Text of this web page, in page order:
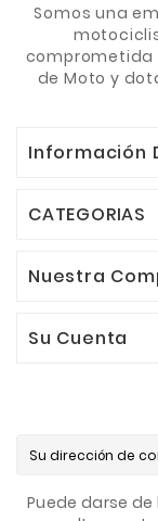
Somos una
comprometida
de Moto y
Información
CATEGORIAS
Nuestra
Su Cuenta
Puede darse